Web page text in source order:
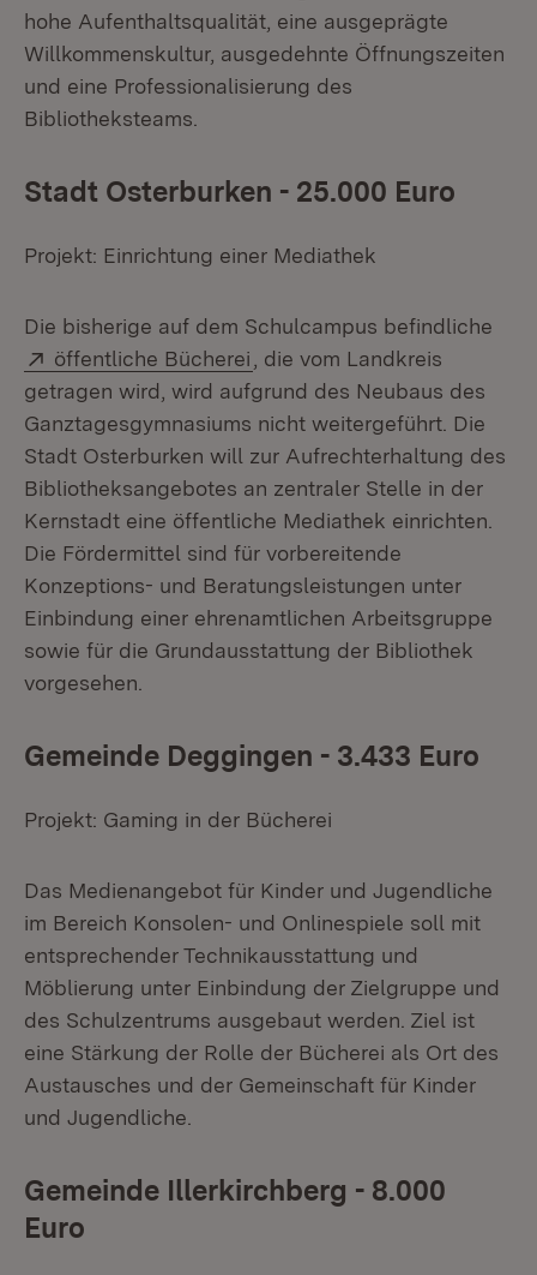
hohe Aufenthaltsqualität, eine ausgeprägte
Willkommenskultur, ausgedehnte Öffnungszeiten
und eine Professionalisierung des
Bibliotheksteams.
Stadt Osterburken - 25.000 Euro
Projekt: Einrichtung einer Mediathek
Die bisherige auf dem Schulcampus befindliche
Extern:
öffentliche Bücherei (Öffnet in neuem Fenster)
, die vom Landkreis
getragen wird, wird aufgrund des Neubaus des
Ganztagesgymnasiums nicht weitergeführt. Die
Stadt Osterburken will zur Aufrechterhaltung des
Bibliotheksangebotes an zentraler Stelle in der
Kernstadt eine öffentliche Mediathek einrichten.
Die Fördermittel sind für vorbereitende
Konzeptions- und Beratungsleistungen unter
Einbindung einer ehrenamtlichen Arbeitsgruppe
sowie für die Grundausstattung der Bibliothek
vorgesehen.
Gemeinde Deggingen - 3.433 Euro
Projekt: Gaming in der Bücherei
Das Medienangebot für Kinder und Jugendliche
im Bereich Konsolen- und Onlinespiele soll mit
entsprechender Technikausstattung und
Möblierung unter Einbindung der Zielgruppe und
des Schulzentrums ausgebaut werden. Ziel ist
eine Stärkung der Rolle der Bücherei als Ort des
Austausches und der Gemeinschaft für Kinder
und Jugendliche.
Gemeinde Illerkirchberg - 8.000
Euro